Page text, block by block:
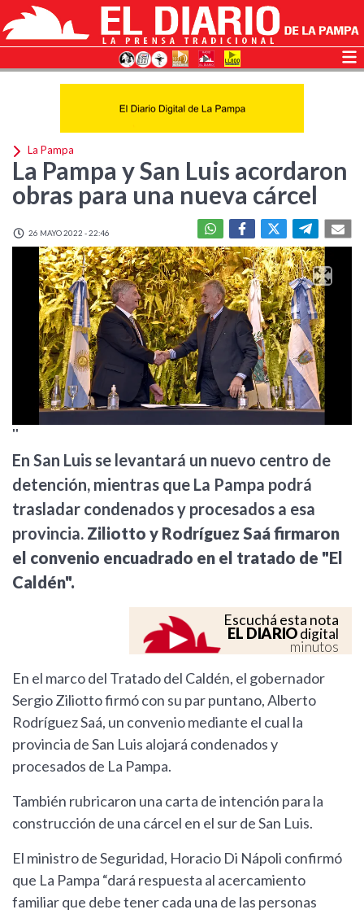
La Pampa
La Pampa y San Luis acordaron
obras para una nueva cárcel
26 MAYO 2022 - 22:46
''
En San Luis se levantará un nuevo centro de
detención, mientras que La Pampa podrá
trasladar condenados y procesados a esa
provincia. Ziliotto y Rodríguez Saá firmaron
el convenio encuadrado en el tratado de "El
Caldén".
Escuchá esta nota
EL DIARIOdigital
minutos
En el marco del Tratado del Caldén, el gobernador
Sergio Ziliotto firmó con su par puntano, Alberto
Rodríguez Saá, un convenio mediante el cual la
provincia de San Luis alojará condenados y
procesados de La Pampa.
También rubricaron una carta de intención para la
construcción de una cárcel en el sur de San Luis.
El ministro de Seguridad, Horacio Di Nápoli confirmó
que La Pampa “dará respuesta al acercamiento
familiar que debe tener cada una de las personas